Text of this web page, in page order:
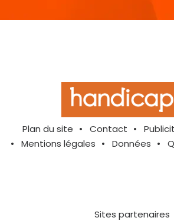
Plan du site Contact
Mentions légales
Données
Sites partenaires